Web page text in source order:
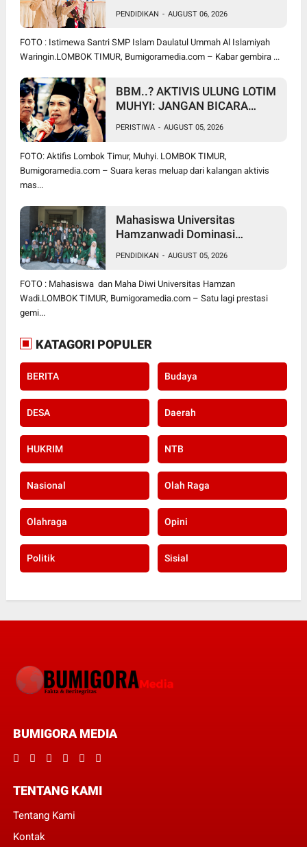
Lolos Jambore Nasional di
Cibubur
PENDIDIKAN - AUGUST 06, 2026
FOTO : Istimewa Santri SMP Islam Daulatul Ummah Al Islamiyah
Waringin.LOMBOK TIMUR, Bumigoramedia.com – Kabar gembira ...
BBM..? AKTIVIS ULUNG LOTIM
MUHYI: JANGAN BICARA
BUPATI WAJIB CARI SOLUSI,
BUKAN SURUH RAKYAT DIAM
DI RUMAH
PERISTIWA - AUGUST 05, 2026
FOTO: Aktifis Lombok Timur, Muhyi. LOMBOK TIMUR,
Bumigoramedia.com – Suara keras meluap dari kalangan aktivis
mas...
Mahasiswa Universitas
Hamzanwadi Dominasi
Harumkan NTB di Tingkat
Nasional
PENDIDIKAN - AUGUST 05, 2026
FOTO : Mahasiswa dan Maha Diwi Universitas Hamzan
Wadi.LOMBOK TIMUR, Bumigoramedia.com – Satu lagi prestasi
gemi...
KATAGORI POPULER
BERITA Budaya
DESA Daerah
HUKRIM NTB
Nasional Olah Raga
Olahraga Opini
Politik Sisial
BUMIGORA MEDIA
TENTANG KAMI
Tentang Kami
Kontak